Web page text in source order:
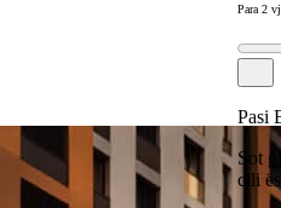
Para 2
Pasi
Sot
cili